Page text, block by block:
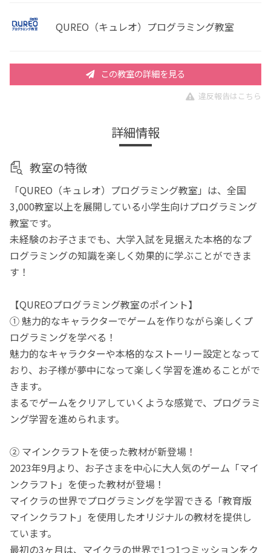
QUREO（キュレオ）プログラミング教室
この教室の詳細を見る
違反報告はこちら
詳細情報
教室の特徴
「QUREO（キュレオ）プログラミング教室」は、全国
3,000教室以上を展開している小学生向けプログラミング
教室です。
未経験のお子さまでも、大学入試を見据えた本格的なプ
ログラミングの知識を楽しく効果的に学ぶことができま
す！
【QUREOプログラミング教室のポイント】
① 魅力的なキャラクターでゲームを作りながら楽しくプ
ログラミングを学べる！
魅力的なキャラクターや本格的なストーリー設定となって
おり、お子様が夢中になって楽しく学習を進めることがで
きます。
まるでゲームをクリアしていくような感覚で、プログラミ
ング学習を進められます。
② マインクラフトを使った教材が新登場！
2023年9月より、お子さまを中心に大人気のゲーム「マイ
ンクラフト」を使った教材が登場！
マイクラの世界でプログラミングを学習できる「教育版
マインクラフト」を使用したオリジナルの教材を提供し
ています。
最初の3ヶ月は、マイクラの世界で1つ1つミッションをク